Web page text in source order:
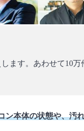
ます。あわせて10
ン本体の状態や、汚